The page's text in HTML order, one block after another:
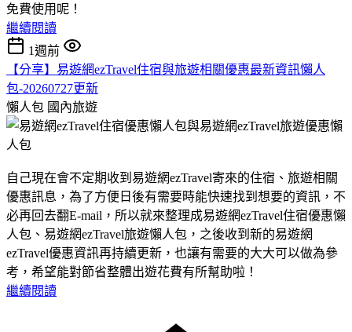
免費使用呢！
繼續閱讀
1週前
【分享】易遊網ezTravel住宿與旅遊相關優惠最新資訊懶人
包-20260727更新
懶人包 國內旅遊
自己現在會不定期收到易遊網ezTravel寄來的住宿、旅遊相關
優惠訊息，為了方便日後有需要時能快速找到想要的資訊，不
必再回去翻E-mail，所以就來整理成易遊網ezTravel住宿優惠懶
人包、易遊網ezTravel旅遊懶人包，之後收到新的易遊網
ezTravel優惠資訊再持續更新，也讓有需要的大大可以做為參
考，希望能對節省整體出遊花費有所幫助啦！
繼續閱讀